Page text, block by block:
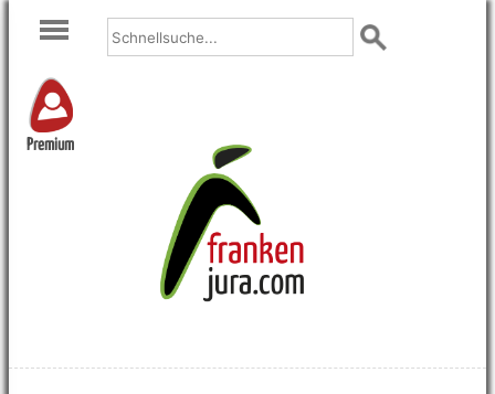
Premium